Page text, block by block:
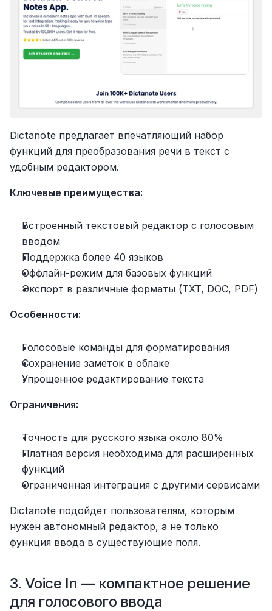
Dictanote предлагает впечатляющий набор
функций для преобразования речи в текст с
удобным редактором.
Ключевые преимущества:
Встроенный текстовый редактор с голосовым
вводом
Поддержка более 40 языков
Оффлайн-режим для базовых функций
Экспорт в различные форматы (TXT, DOC, PDF)
Особенности:
Голосовые команды для форматирования
Сохранение заметок в облаке
Упрощенное редактирование текста
Ограничения:
Точность для русского языка около 80%
Платная версия необходима для расширенных
функций
Ограниченная интеграция с другими сервисами
Dictanote подойдет пользователям, которым
нужен автономный редактор, а не только
функция ввода в существующие поля.
3. Voice In — компактное решение
для голосового ввода